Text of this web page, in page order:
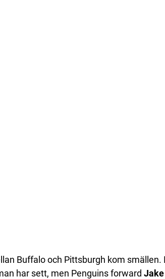
Buffalo och Pittsburgh kom smällen.
har sett, men Penguins forward